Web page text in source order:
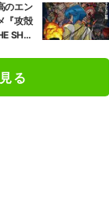
のエン
『攻殻
SHEL
る